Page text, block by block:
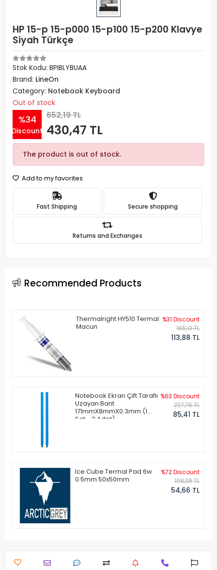
HP 15-p 15-p000 15-p100 15-p200 Klavye
Siyah Türkçe
Stok Kodu: BPIBLYBUAA
Brand: LineOn
Category: Notebook Keyboard
Out of stock
%34
Discount
652,19 TL
430,47 TL
The product is out of stock.
Add to my favorites
Fast Shipping Secure shopping
Returns and Exchanges
Recommended Products
Thermalright HY510 Termal
Macun
%31 Discount
165,13 TL
113,88 TL
Notebook Ekran Çift Taraflı
Uzayan Bant
171mmX8mmX0.3mm (1
Set - 2 Adet)
%63 Discount
227,76 TL
85,41 TL
Ice Cube Termal Pad 6w
0.5mm 50x50mm
%72 Discount
198,38 TL
54,66 TL